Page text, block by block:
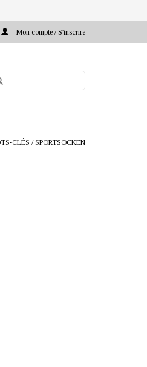
Mon compte / S'inscrire
CLÉS /SPORTSOCKEN